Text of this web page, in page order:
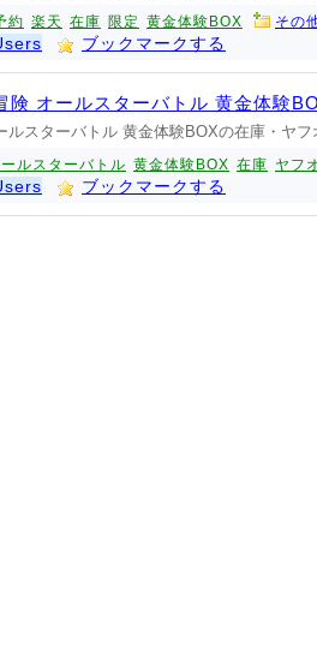
約 楽天 在庫 限定 黄金体験BOX その
ブックマークする
険 オールスターバトル 黄金体験
ルスターバトル 黄金体験BOXの在庫・ヤ
ルスターバトル 黄金体験BOX 在庫 ヤフ
ブックマークする